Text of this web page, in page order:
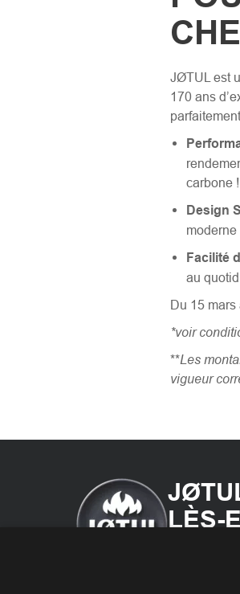
JØTUL est
170 ans
carbone !
Design
Facilité
au
Du 15
*voir
**Les
vigueur
LÈS-
Votre
Granulés &